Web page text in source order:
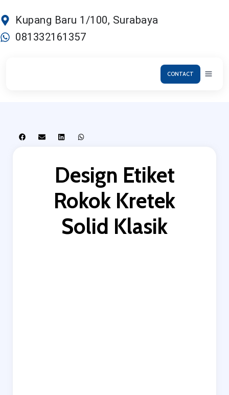
ke
konten
Kupang Baru 1/100, Surabaya
081332161357
CONTACT
Design Etiket
Rokok Kretek
Solid Klasik